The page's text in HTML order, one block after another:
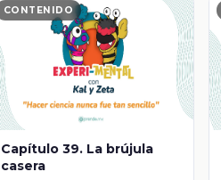
CONTENIDO
Capítulo 39. La brújula
casera